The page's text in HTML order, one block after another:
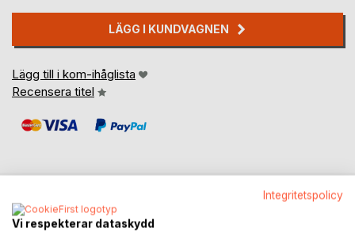
LÄGG I KUNDVAGNEN
Lägg till i kom-ihåglista
Recensera titel
BESKRIVNING
Integritetspolicy
Vi respekterar dataskydd